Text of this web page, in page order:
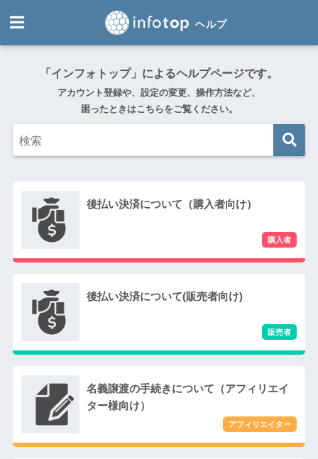
「インフォトップ」によるヘルプページです。
アカウント登録や、設定の変更、操作方法など、
困ったときはこちらをご覧ください。
後払い決済について（購入者向け）
後払い決済について(販売者向け)
名義譲渡の手続きについて（アフィリエイ
ター様向け）